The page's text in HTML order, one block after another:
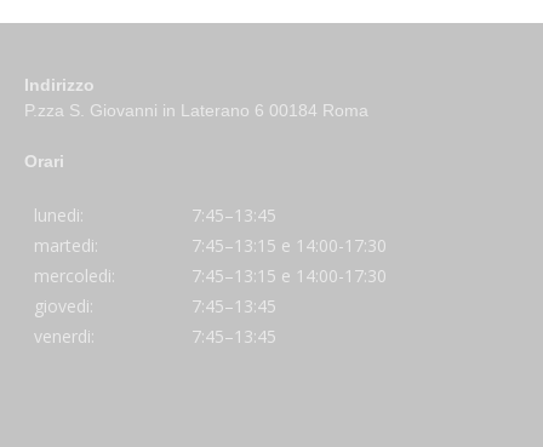
Indirizzo
P.zza S. Giovanni in Laterano 6 00184 Roma
Orari
lunedi:
7:45–13:45
martedi:
7:45–13:15 e 14:00-17:30
mercoledi:
7:45–13:15 e 14:00-17:30
giovedi:
7:45–13:45
venerdi:
7:45–13:45